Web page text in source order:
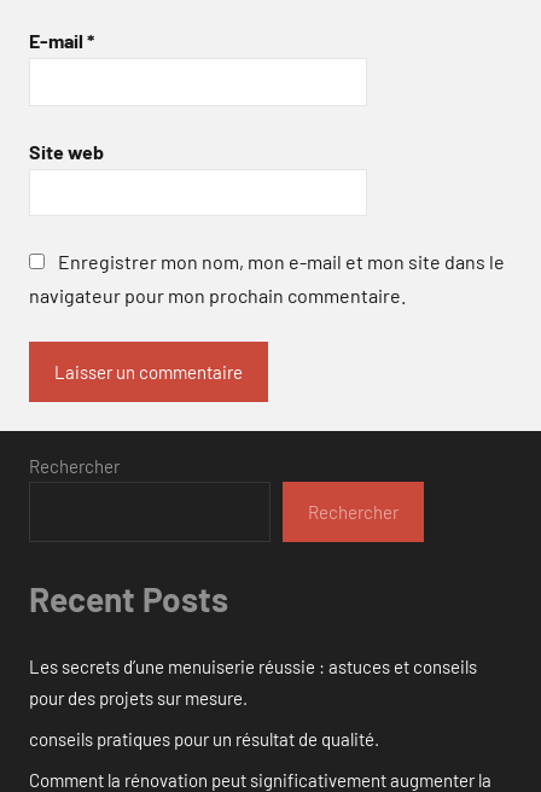
E-mail *
Site web
Enregistrer mon nom, mon e-mail et mon site dans le
navigateur pour mon prochain commentaire.
Rechercher
Rechercher
Recent Posts
Les secrets d’une menuiserie réussie : astuces et conseils
pour des projets sur mesure.
conseils pratiques pour un résultat de qualité.
Comment la rénovation peut significativement augmenter la